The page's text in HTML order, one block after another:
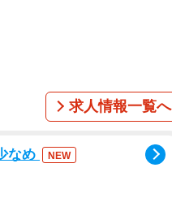
ん提供）
ノ"というのは冷凍の丸い薄
求人情報一覧へ
なめ NEW